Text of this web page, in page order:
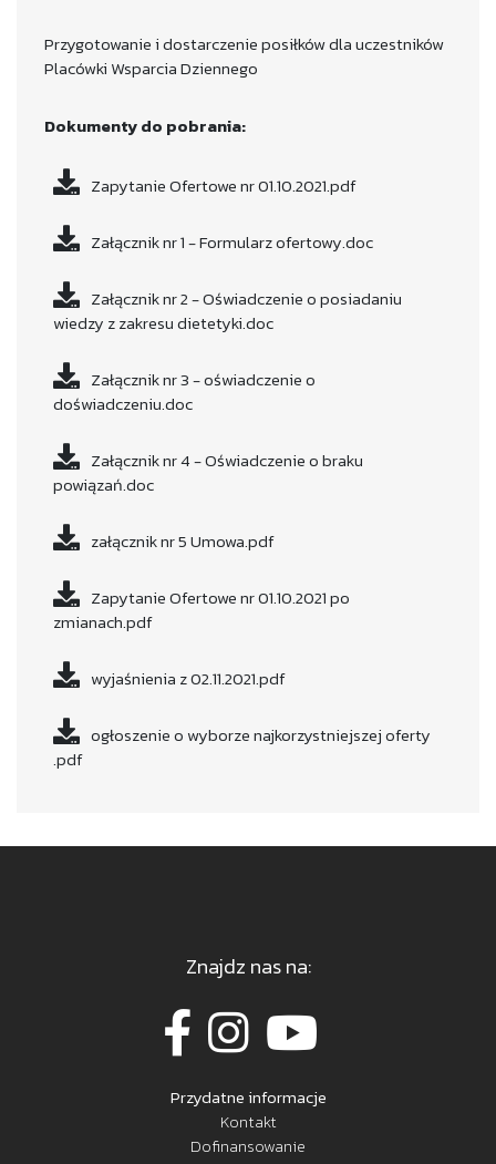
Przygotowanie i dostarczenie posiłków dla uczestników
Placówki Wsparcia Dziennego
Dokumenty do pobrania:
Zapytanie Ofertowe nr 01.10.2021.pdf
Załącznik nr 1 - Formularz ofertowy.doc
Załącznik nr 2 - Oświadczenie o posiadaniu
wiedzy z zakresu dietetyki.doc
Załącznik nr 3 - oświadczenie o
doświadczeniu.doc
Załącznik nr 4 - Oświadczenie o braku
powiązań.doc
załącznik nr 5 Umowa.pdf
Zapytanie Ofertowe nr 01.10.2021 po
zmianach.pdf
wyjaśnienia z 02.11.2021.pdf
ogłoszenie o wyborze najkorzystniejszej oferty
.pdf
Znajdz nas na:
Przydatne informacje
Kontakt
Dofinansowanie